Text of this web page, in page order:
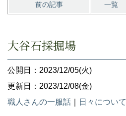
前の記事 一覧
大谷石採掘場
公開日：2023/12/05(火)
更新日：2023/12/08(金)
職人さんの一服話
日々について